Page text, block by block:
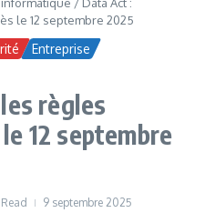
le 12 septembre 2025
Entreprise
règles
12 septembre
9 septembre 2025